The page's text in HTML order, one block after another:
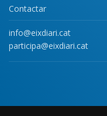
Contactar
info@eixdiari.cat
participa@eixdiari.cat